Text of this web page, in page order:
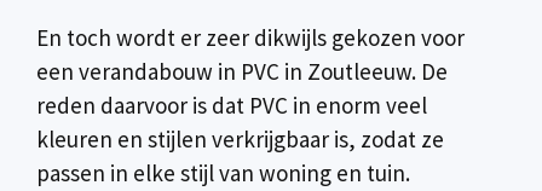
En toch wordt er zeer dikwijls gekozen voor
een verandabouw in PVC in Zoutleeuw. De
reden daarvoor is dat PVC in enorm veel
kleuren en stijlen verkrijgbaar is, zodat ze
passen in elke stijl van woning en tuin.